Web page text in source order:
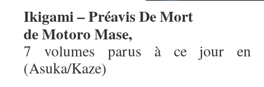
Ikigami – Préavis De Mort
de Motoro Mase,
7 volumes parus à ce jour en
(Asuka/Kaze)